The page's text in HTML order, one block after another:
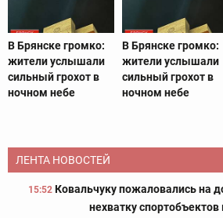
В Брянске громко:
жители услышали
сильный грохот в
ночном небе
В Брянске громко:
жители услышали
сильный грохот в
ночном небе
ЛЕНТА НОВОСТЕЙ
15:52 Ковальчуку пожаловались на
нехватку